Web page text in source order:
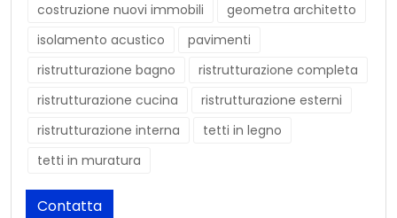
costruzione nuovi immobili
geometra architetto
isolamento acustico
pavimenti
ristrutturazione bagno
ristrutturazione completa
ristrutturazione cucina
ristrutturazione esterni
ristrutturazione interna
tetti in legno
tetti in muratura
Contatta